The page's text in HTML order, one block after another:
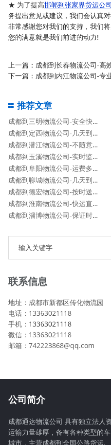
★ 为了提高邯郸到张家界货运公司
务提出意见或建议，我们会认真
非常感谢您对我们的支持，我们
您的满意就是我们前进的动力!
上一篇： 成都到长春物流公司-高
下一篇： 成都到内江物流公司-专
推荐文章
成都到三明物流公司-安全快捷「不随意加价」
成都到定西物流公司-几天到达「高效快捷」
成都到潜江物流公司-不随意加价「市县派送」
成都到玉溪物流公司-实时监控「送货上门」
成都到阜阳物流公司-运费多少「服务周到」
成都到聊城物流公司-几天到达「高效快捷」
成都到德宏物流公司-按时送达「准时到达」
成都到淮南物流公司-快运直达「要几天时间」
成都到淄博物流公司-保证时效「专业可靠」
联系信息
地址：成都市新都区传化物流园
电话：13363021118
手机： 13363021118
微信：13363021118
邮箱：742223868@qq.com
公司简介
成都通达物流公司 具有独立法人
运输力量雄厚，备有各种类型的
城市，主营成都到全国公路货运,